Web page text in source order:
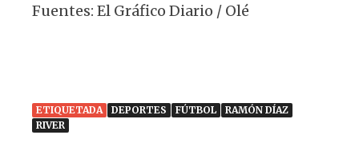
Fuentes: El Gráfico Diario / Olé
ETIQUETADA DEPORTES FÚTBOL
RAMÓN DÍAZ
RIVER